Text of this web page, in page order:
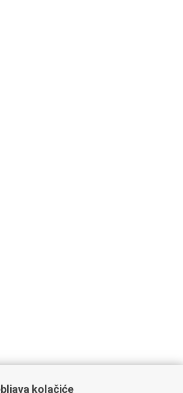
kolačiće